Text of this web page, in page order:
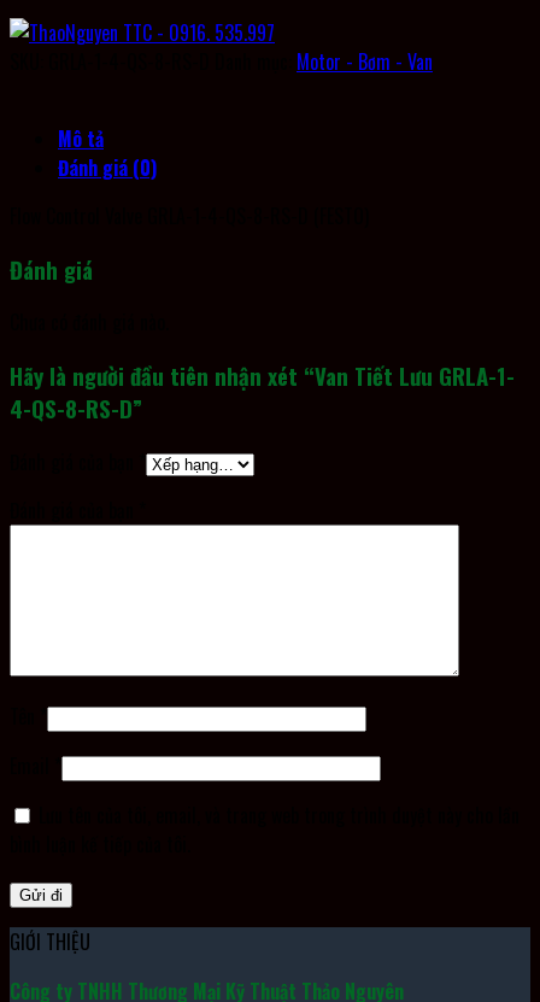
Motor - Bơm - Van
Mô tả
Đánh giá (0)
Đánh giá
Hãy là người đầu tiên nhận xét “Van Tiết Lưu GRLA-1-
4-QS-8-RS-D”
GIỚI THIỆU
Công ty TNHH Thương Mại Kỹ Thuật Thảo Nguyên